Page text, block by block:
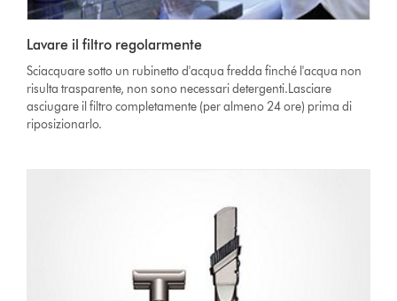
Lavare il filtro regolarmente
Sciacquare sotto un rubinetto d'acqua fredda finché l'acqua non
risulta trasparente, non sono necessari detergenti.Lasciare
asciugare il filtro completamente (per almeno 24 ore) prima di
riposizionarlo.